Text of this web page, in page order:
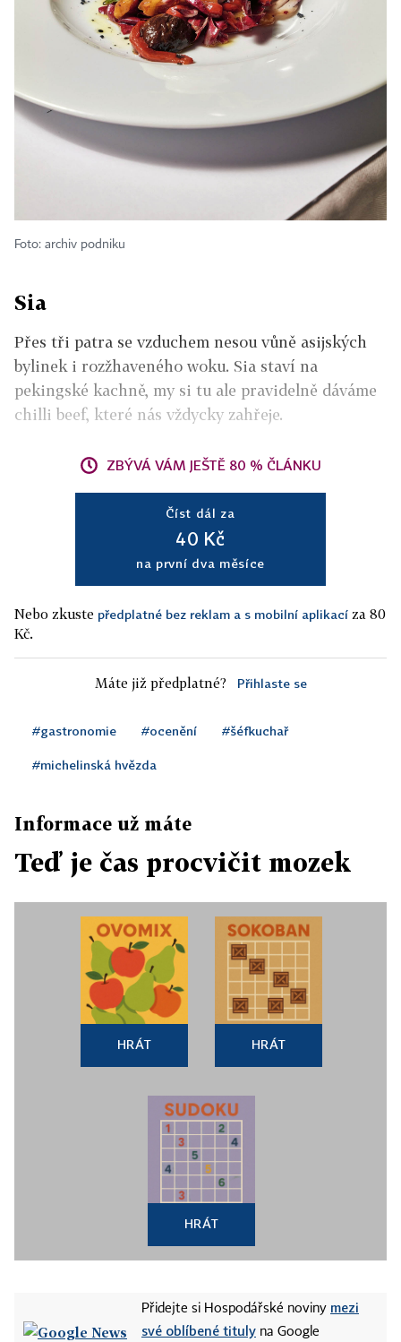
Foto: archiv podniku
Sia
Přes tři patra se vzduchem nesou vůně asijských
bylinek i rozžhaveného woku. Sia staví na
pekingské kachně, my si tu ale pravidelně dáváme
chilli beef, které nás vždycky zahřeje.
ZBÝVÁ VÁM JEŠTĚ 80 % ČLÁNKU
Číst dál za
40 Kč
na první dva měsíce
Nebo zkuste předplatné bez reklam a s mobilní aplikací za 80
Kč.
Máte již předplatné? Přihlaste se
#gastronomie #ocenění #šéfkuchař
#michelinská hvězda
Informace už máte
Teď je čas procvičit mozek
HRÁT HRÁT
HRÁT
Přidejte si Hospodářské noviny mezi
své oblíbené tituly na Google